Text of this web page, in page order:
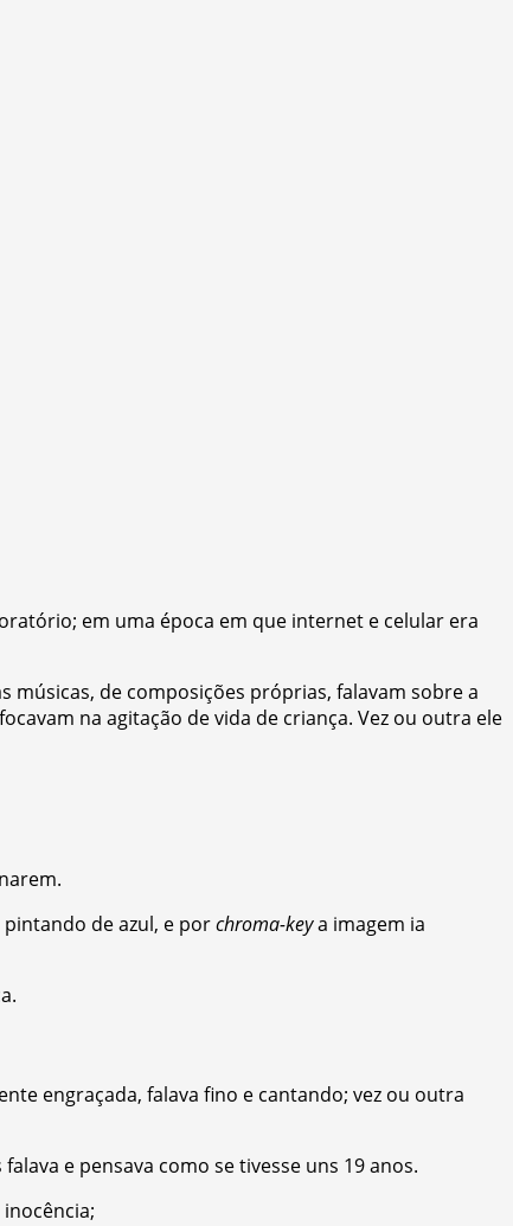
em uma época em que internet e celular era
músicas, de composições próprias, falavam sobre a
na agitação de vida de criança. Vez ou outra ele
de azul, e porchroma-keya imagem ia
engraçada, falava fino e cantando; vez ou outra
e pensava como se tivesse uns 19 anos.